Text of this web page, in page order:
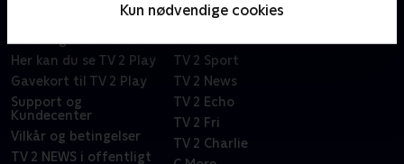
Kun nødvendige cookies
Priser og abonnement
Her kan du se TV 2 Play
Gavekort til TV 2 Play
Support og
Kundecenter
Vilkår og betingelser
TV 2 NEWS i offentligt
Kanaler
TV 2
TV 2 Sport
TV 2 News
TV 2 Echo
TV 2 Fri
TV 2 Charlie